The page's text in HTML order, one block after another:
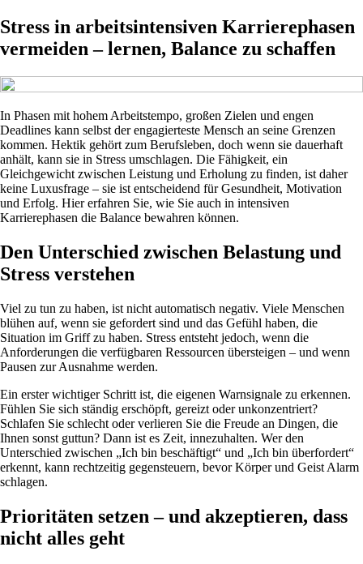
Stress in arbeitsintensiven Karrierephasen
vermeiden – lernen, Balance zu schaffen
In Phasen mit hohem Arbeitstempo, großen Zielen und engen
Deadlines kann selbst der engagierteste Mensch an seine Grenzen
kommen. Hektik gehört zum Berufsleben, doch wenn sie dauerhaft
anhält, kann sie in Stress umschlagen. Die Fähigkeit, ein
Gleichgewicht zwischen Leistung und Erholung zu finden, ist daher
keine Luxusfrage – sie ist entscheidend für Gesundheit, Motivation
und Erfolg. Hier erfahren Sie, wie Sie auch in intensiven
Karrierephasen die Balance bewahren können.
Den Unterschied zwischen Belastung und
Stress verstehen
Viel zu tun zu haben, ist nicht automatisch negativ. Viele Menschen
blühen auf, wenn sie gefordert sind und das Gefühl haben, die
Situation im Griff zu haben. Stress entsteht jedoch, wenn die
Anforderungen die verfügbaren Ressourcen übersteigen – und wenn
Pausen zur Ausnahme werden.
Ein erster wichtiger Schritt ist, die eigenen Warnsignale zu erkennen.
Fühlen Sie sich ständig erschöpft, gereizt oder unkonzentriert?
Schlafen Sie schlecht oder verlieren Sie die Freude an Dingen, die
Ihnen sonst guttun? Dann ist es Zeit, innezuhalten. Wer den
Unterschied zwischen „Ich bin beschäftigt“ und „Ich bin überfordert“
erkennt, kann rechtzeitig gegensteuern, bevor Körper und Geist Alarm
schlagen.
Prioritäten setzen – und akzeptieren, dass
nicht alles geht